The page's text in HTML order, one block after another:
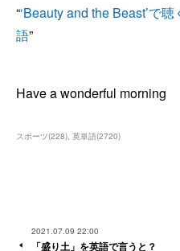
“‘Beauty and the Beast’で
語”
Have a wonderful morning
スポーツ(228) 英単語(2720)
2021.07.09 22:00
「盛り土」を英語で言うと？